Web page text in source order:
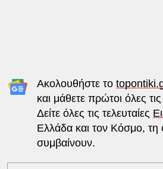
Ακολουθήστε το
και μάθετε πρώτοι όλες τις
Δείτε όλες τις τελευταίες
Ελλάδα και τον Κόσμο, τη
συμβαίνουν.